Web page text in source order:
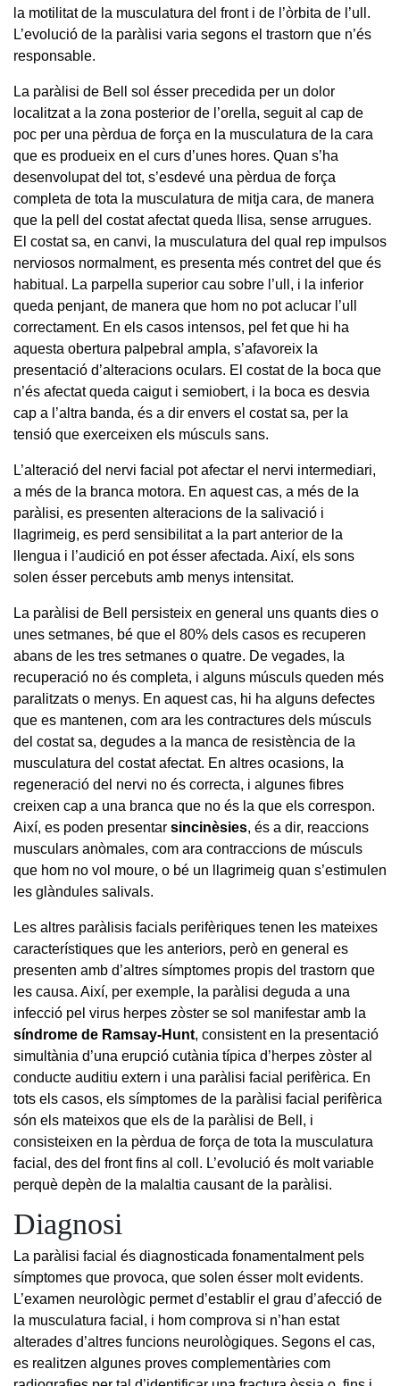
la motilitat de la musculatura del front i de l’òrbita de l’ull.
L’evolució de la paràlisi varia segons el trastorn que n’és
responsable.
La paràlisi de Bell sol ésser precedida per un dolor
localitzat a la zona posterior de l’orella, seguit al cap de
poc per una pèrdua de força en la musculatura de la cara
que es produeix en el curs d’unes hores. Quan s’ha
desenvolupat del tot, s’esdevé una pèrdua de força
completa de tota la musculatura de mitja cara, de manera
que la pell del costat afectat queda llisa, sense arrugues.
El costat sa, en canvi, la musculatura del qual rep impulsos
nerviosos normalment, es presenta més contret del que és
habitual. La parpella superior cau sobre l’ull, i la inferior
queda penjant, de manera que hom no pot aclucar l’ull
correctament. En els casos intensos, pel fet que hi ha
aquesta obertura palpebral ampla, s’afavoreix la
presentació d’alteracions oculars. El costat de la boca que
n’és afectat queda caigut i semiobert, i la boca es desvia
cap a l’altra banda, és a dir envers el costat sa, per la
tensió que exerceixen els músculs sans.
L’alteració del nervi facial pot afectar el nervi intermediari,
a més de la branca motora. En aquest cas, a més de la
paràlisi, es presenten alteracions de la salivació i
llagrimeig, es perd sensibilitat a la part anterior de la
llengua i l’audició en pot ésser afectada. Així, els sons
solen ésser percebuts amb menys intensitat.
La paràlisi de Bell persisteix en general uns quants dies o
unes setmanes, bé que el 80% dels casos es recuperen
abans de les tres setmanes o quatre. De vegades, la
recuperació no és completa, i alguns músculs queden més
paralitzats o menys. En aquest cas, hi ha alguns defectes
que es mantenen, com ara les contractures dels músculs
del costat sa, degudes a la manca de resistència de la
musculatura del costat afectat. En altres ocasions, la
regeneració del nervi no és correcta, i algunes fibres
creixen cap a una branca que no és la que els correspon.
Així, es poden presentar sincinèsies, és a dir, reaccions
musculars anòmales, com ara contraccions de músculs
que hom no vol moure, o bé un llagrimeig quan s’estimulen
les glàndules salivals.
Les altres paràlisis facials perifèriques tenen les mateixes
característiques que les anteriors, però en general es
presenten amb d’altres símptomes propis del trastorn que
les causa. Així, per exemple, la paràlisi deguda a una
infecció pel virus herpes zòster se sol manifestar amb la
síndrome de Ramsay-Hunt, consistent en la presentació
simultània d’una erupció cutània típica d’herpes zòster al
conducte auditiu extern i una paràlisi facial perifèrica. En
tots els casos, els símptomes de la paràlisi facial perifèrica
són els mateixos que els de la paràlisi de Bell, i
consisteixen en la pèrdua de força de tota la musculatura
facial, des del front fins al coll. L’evolució és molt variable
perquè depèn de la malaltia causant de la paràlisi.
Diagnosi
La paràlisi facial és diagnosticada fonamentalment pels
símptomes que provoca, que solen ésser molt evidents.
L’examen neurològic permet d’establir el grau d’afecció de
la musculatura facial, i hom comprova si n’han estat
alterades d’altres funcions neurològiques. Segons el cas,
es realitzen algunes proves complementàries com